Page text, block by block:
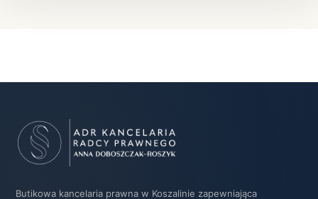
Butikowa kancelaria prawna w Koszalinie zapewniająca